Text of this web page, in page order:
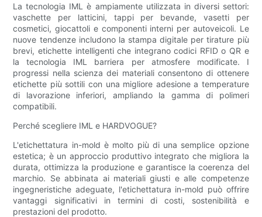
La tecnologia IML è ampiamente utilizzata in diversi settori:
vaschette per latticini, tappi per bevande, vasetti per
cosmetici, giocattoli e componenti interni per autoveicoli. Le
nuove tendenze includono la stampa digitale per tirature più
brevi, etichette intelligenti che integrano codici RFID o QR e
la tecnologia IML barriera per atmosfere modificate. I
progressi nella scienza dei materiali consentono di ottenere
etichette più sottili con una migliore adesione a temperature
di lavorazione inferiori, ampliando la gamma di polimeri
compatibili.
Perché scegliere IML e HARDVOGUE?
L'etichettatura in-mold è molto più di una semplice opzione
estetica; è un approccio produttivo integrato che migliora la
durata, ottimizza la produzione e garantisce la coerenza del
marchio. Se abbinata ai materiali giusti e alle competenze
ingegneristiche adeguate, l'etichettatura in-mold può offrire
vantaggi significativi in ​​termini di costi, sostenibilità e
prestazioni del prodotto.